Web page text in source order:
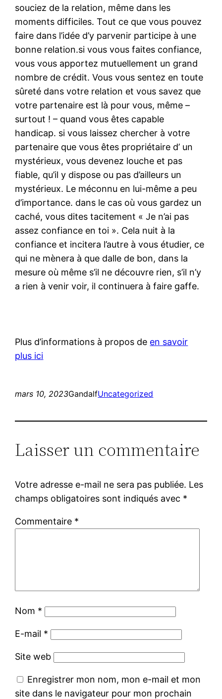
souciez de la relation, même dans les
moments difficiles. Tout ce que vous pouvez
faire dans l’idée d’y parvenir participe à une
bonne relation.si vous vous faites confiance,
vous vous apportez mutuellement un grand
nombre de crédit. Vous vous sentez en toute
sûreté dans votre relation et vous savez que
votre partenaire est là pour vous, même –
surtout ! – quand vous êtes capable
handicap. si vous laissez chercher à votre
partenaire que vous êtes propriétaire d’ un
mystérieux, vous devenez louche et pas
fiable, qu’il y dispose ou pas d’ailleurs un
mystérieux. Le méconnu en lui-même a peu
d’importance. dans le cas où vous gardez un
caché, vous dites tacitement « Je n’ai pas
assez confiance en toi ». Cela nuit à la
confiance et incitera l’autre à vous étudier, ce
qui ne mènera à que dalle de bon, dans la
mesure où même s’il ne découvre rien, s’il n’y
a rien à venir voir, il continuera à faire gaffe.
Plus d’informations à propos de en savoir
plus ici
mars 10, 2023GandalfUncategorized
Laisser un commentaire
Votre adresse e-mail ne sera pas publiée. Les
champs obligatoires sont indiqués avec *
Commentaire *
Nom *
E-mail *
Site web
Enregistrer mon nom, mon e-mail et mon
site dans le navigateur pour mon prochain